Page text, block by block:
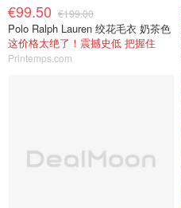
€99.50 €199.00
Polo Ralph Lauren 绞花毛衣 奶茶色
这价格太绝了！震撼史低 把握住
Printemps.com